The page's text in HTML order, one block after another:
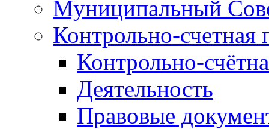
Муниципальный
Контрольно-счетная
Контрольно-
Деятельность
Правовые